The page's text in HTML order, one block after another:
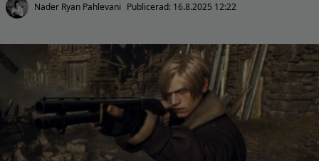
Nader Ryan Pahlevani Publicerad: 16.8.2025 12:22